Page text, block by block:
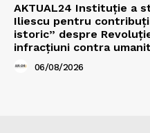
AKTUAL24 Instituție a
Iliescu pentru
istoric” despre
infracțiuni contra
06/08/2026